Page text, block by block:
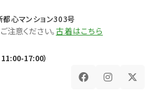
心マンション303号
注意ください。古着はこちら
17:00）